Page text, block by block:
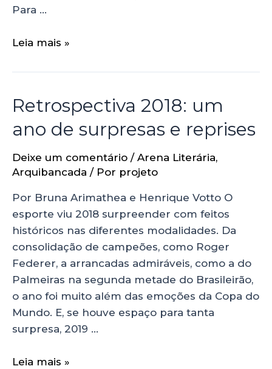
Para …
Leia mais »
Retrospectiva 2018: um
ano de surpresas e reprises
Deixe um comentário / Arena Literária,
Arquibancada / Por projeto
Por Bruna Arimathea e Henrique Votto O
esporte viu 2018 surpreender com feitos
históricos nas diferentes modalidades. Da
consolidação de campeões, como Roger
Federer, a arrancadas admiráveis, como a do
Palmeiras na segunda metade do Brasileirão,
o ano foi muito além das emoções da Copa do
Mundo. E, se houve espaço para tanta
surpresa, 2019 …
Leia mais »